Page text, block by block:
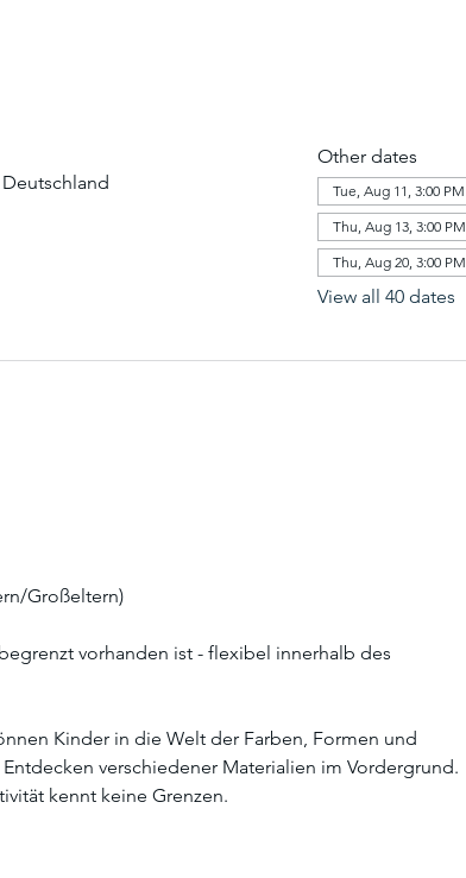
Other dates
Tue, Aug 11, 3:00 PM
Thu, Aug 13, 3:00 PM
Thu, Aug 20, 3:00 PM
View all 40 dates
Großeltern)
vorhanden ist - flexibel innerhalb des
Kinder in die Welt der Farben, Formen und
verschiedener Materialien im Vordergrund.
kennt keine Grenzen.